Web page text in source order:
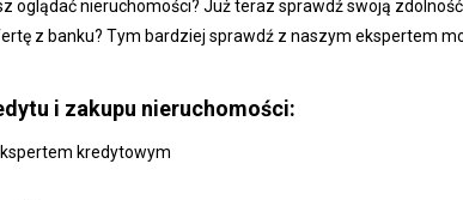
oglądać nieruchomości? Już teraz sprawdź swoją
z banku? Tym bardziej sprawdź z naszym ekspertem
i zakupu nieruchomości:
kredytowym